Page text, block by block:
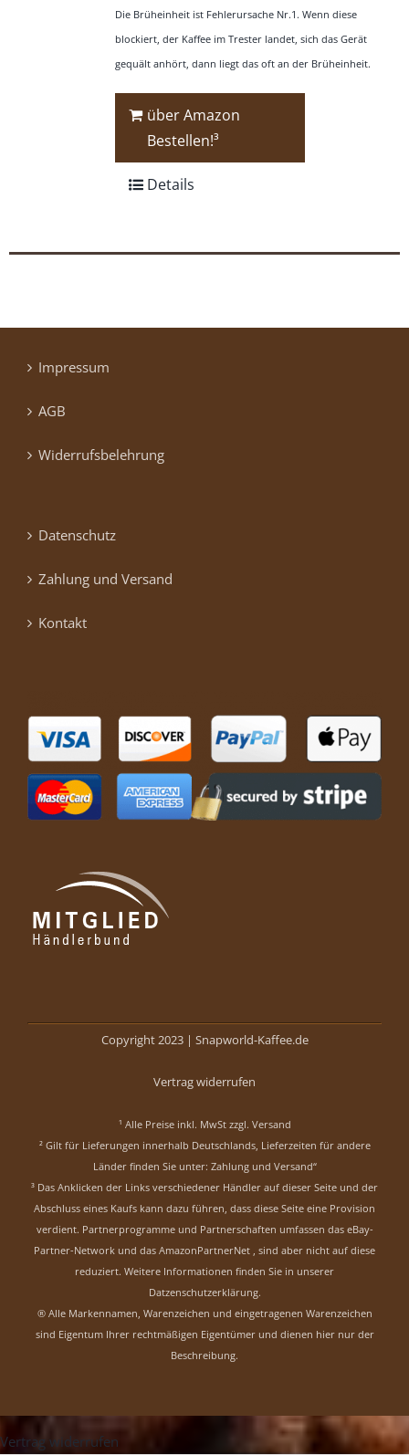
Die Brüheinheit ist Fehlerursache Nr.1. Wenn diese
blockiert, der Kaffee im Trester landet, sich das Gerät
gequält anhört, dann liegt das oft an der Brüheinheit.
über Amazon
Bestellen!³
Details
Impressum
AGB
Widerrufsbelehrung
Datenschutz
Zahlung und Versand
Kontakt
Copyright 2023 | Snapworld-Kaffee.de
Vertrag widerrufen
¹ Alle Preise inkl. MwSt zzgl. Versand
² Gilt für Lieferungen innerhalb Deutschlands, Lieferzeiten für andere
Länder finden Sie unter: Zahlung und Versand“
³ Das Anklicken der Links verschiedener Händler auf dieser Seite und der
Abschluss eines Kaufs kann dazu führen, dass diese Seite eine Provision
verdient. Partnerprogramme und Partnerschaften umfassen das eBay-
Partner-Network und das AmazonPartnerNet , sind aber nicht auf diese
reduziert. Weitere Informationen finden Sie in unserer
Datzenschutzerklärung.
® Alle Markennamen, Warenzeichen und eingetragenen Warenzeichen
sind Eigentum Ihrer rechtmäßigen Eigentümer und dienen hier nur der
Beschreibung.
Vertrag widerrufen